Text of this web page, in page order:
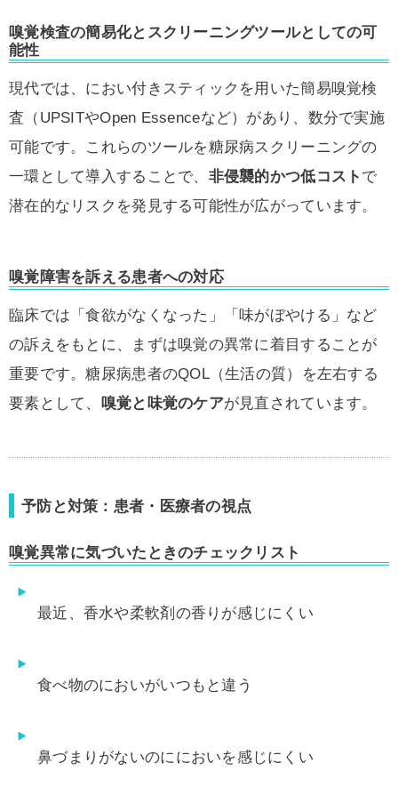
嗅覚検査の簡易化とスクリーニングツールとしての可
能性
現代では、におい付きスティックを用いた簡易嗅覚検
査（UPSITやOpen Essenceなど）があり、数分で実施
可能です。これらのツールを糖尿病スクリーニングの
一環として導入することで、 非侵襲的かつ低コスト で
潜在的なリスクを発見する可能性が広がっています。
嗅覚障害を訴える患者への対応
臨床では「食欲がなくなった」「味がぼやける」など
の訴えをもとに、まずは嗅覚の異常に着目することが
重要です。糖尿病患者のQOL（生活の質）を左右する
要素として、 嗅覚と味覚のケアが見直されています。
予防と対策：患者・医療者の視点
嗅覚異常に気づいたときのチェックリスト
最近、香水や柔軟剤の香りが感じにくい
食べ物のにおいがいつもと違う
鼻づまりがないのににおいを感じにくい